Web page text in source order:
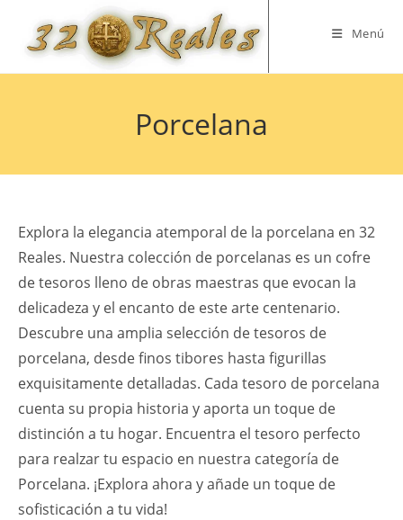
contenido
Menú
Porcelana
Explora la elegancia atemporal de la porcelana en 32
Reales. Nuestra colección de porcelanas es un cofre
de tesoros lleno de obras maestras que evocan la
delicadeza y el encanto de este arte centenario.
Descubre una amplia selección de tesoros de
porcelana, desde finos tibores hasta figurillas
exquisitamente detalladas. Cada tesoro de porcelana
cuenta su propia historia y aporta un toque de
distinción a tu hogar. Encuentra el tesoro perfecto
para realzar tu espacio en nuestra categoría de
Porcelana. ¡Explora ahora y añade un toque de
sofisticación a tu vida!